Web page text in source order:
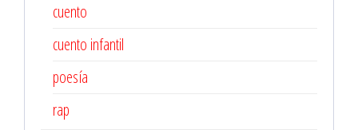
cuento
cuento infantil
poesía
rap